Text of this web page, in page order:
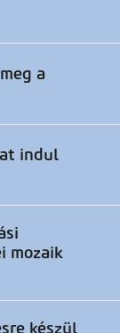
a
indul
mozaik
készül